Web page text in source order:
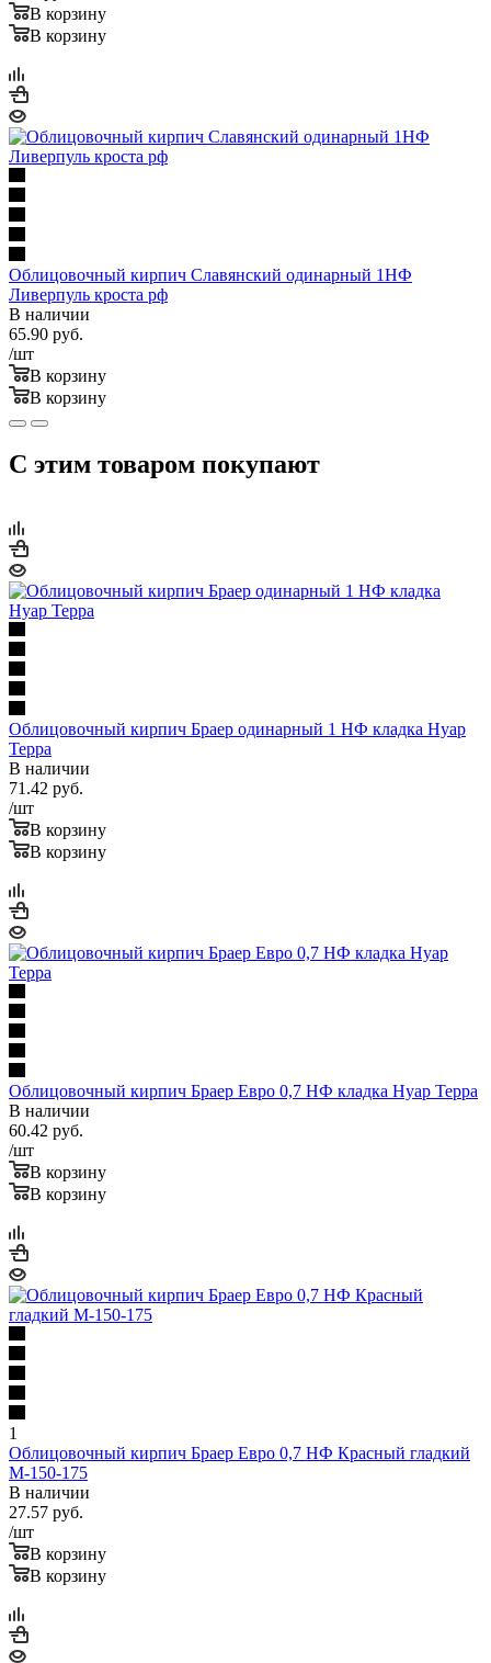
В корзину
В корзину
Облицовочный кирпич Славянский одинарный 1НФ
Ливерпуль кроста рф
В наличии
65.90 руб.
/шт
В корзину
В корзину
С этим товаром покупают
Облицовочный кирпич Браер одинарный 1 НФ кладка Нуар
Терра
В наличии
71.42 руб.
/шт
В корзину
В корзину
Облицовочный кирпич Браер Евро 0,7 НФ кладка Нуар Терра
В наличии
60.42 руб.
/шт
В корзину
В корзину
1
Облицовочный кирпич Браер Евро 0,7 НФ Красный гладкий
М-150-175
В наличии
27.57 руб.
/шт
В корзину
В корзину